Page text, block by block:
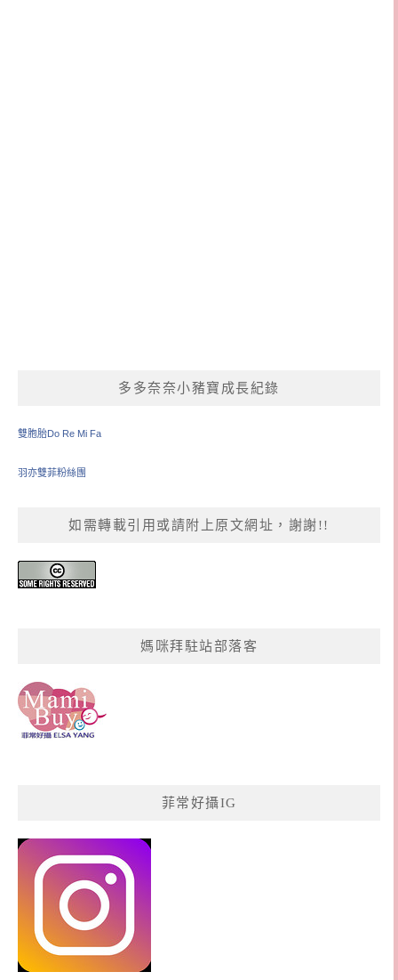
多多奈奈小豬寶成長紀錄
雙胞胎Do Re Mi Fa
羽亦雙菲粉絲團
如需轉載引用或請附上原文網址，謝謝!!
媽咪拜駐站部落客
菲常好攝IG